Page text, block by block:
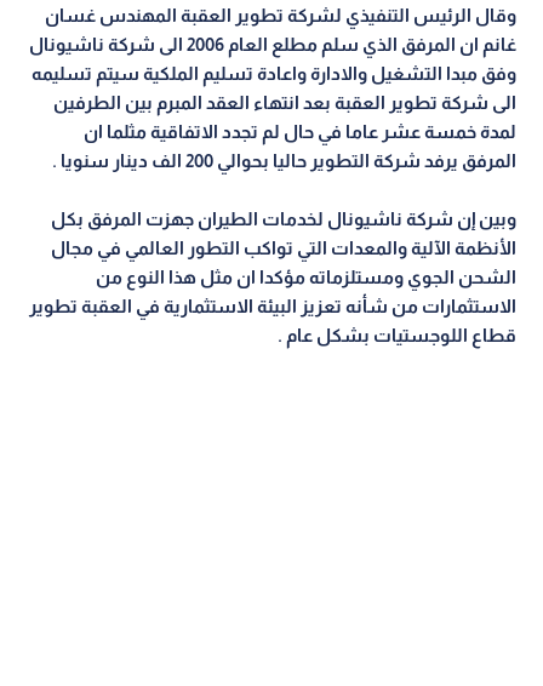
وقال الرئيس التنفيذي لشركة تطوير العقبة المهندس غسان
غانم ان المرفق الذي سلم مطلع العام 2006 الى شركة ناشيونال
وفق مبدا التشغيل والادارة واعادة تسليم الملكية سيتم تسليمه
الى شركة تطوير العقبة بعد انتهاء العقد المبرم بين الطرفين
لمدة خمسة عشر عاما في حال لم تجدد الاتفاقية مثلما ان
المرفق يرفد شركة التطوير حاليا بحوالي 200 الف دينار سنويا .
وبين إن شركة ناشيونال لخدمات الطيران جهزت المرفق بكل
الأنظمة الآلية والمعدات التي تواكب التطور العالمي في مجال
الشحن الجوي ومستلزماته مؤكدا ان مثل هذا النوع من
الاستثمارات من شأنه تعزيز البيئة الاستثمارية في العقبة تطوير
قطاع اللوجستيات بشكل عام .